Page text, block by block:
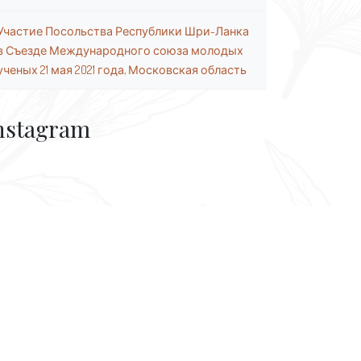
Посольства Республики Шри-Ланка
Съезде Международного союза молодых
21 мая 2021 года, Московская область